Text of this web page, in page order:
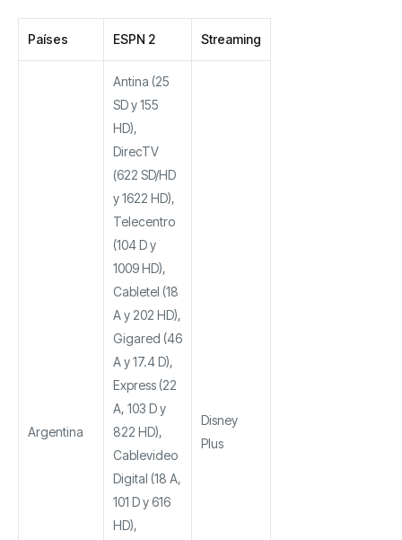
Países ESPN 2 Streaming
Argentina
Antina (25
SD y 155
HD),
DirecTV
(622 SD/HD
y 1622 HD),
Telecentro
(104 D y
1009 HD),
Cabletel (18
A y 202 HD),
Gigared (46
A y 17.4 D),
Express (22
A, 103 D y
822 HD),
Cablevideo
Digital (18 A,
101 D y 616
HD),
Disney
Plus